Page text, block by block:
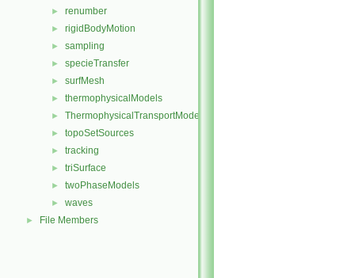
► renumber
► rigidBodyMotion
► sampling
► specieTransfer
► surfMesh
► thermophysicalModels
► ThermophysicalTransportModels
► topoSetSources
► tracking
► triSurface
► twoPhaseModels
► waves
► File Members